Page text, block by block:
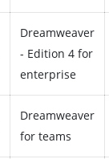
Dreamweaver
- Edition 4 for
enterprise
Dreamweaver
for teams